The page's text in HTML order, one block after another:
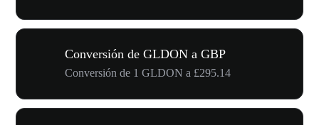
Conversión de GLDON a GBP
Conversión de 1 GLDON a £295.14